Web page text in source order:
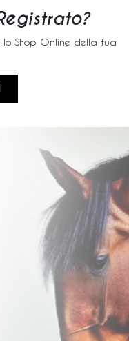
Shop Online della tua